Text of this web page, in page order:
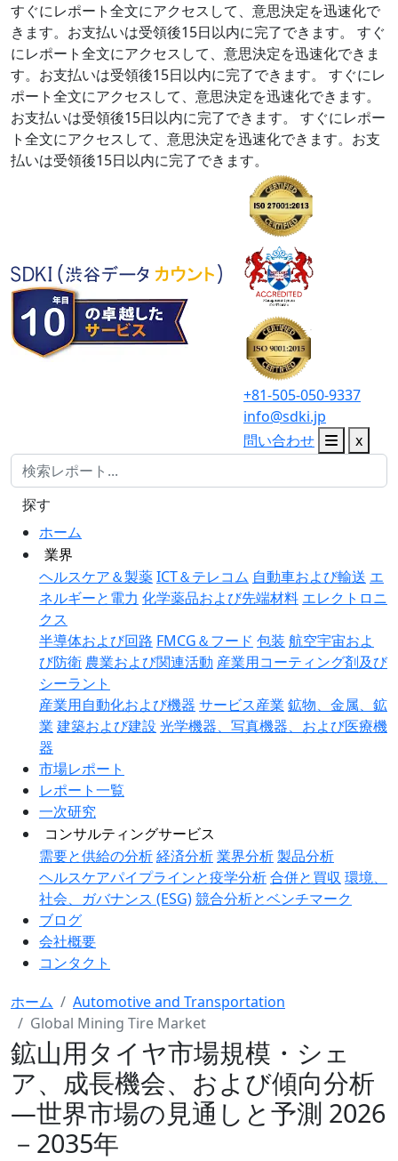
すぐにレポート全文にアクセスして、意思決定を迅速化で
きます。お支払いは受領後15日以内に完了できます。
すぐ
にレポート全文にアクセスして、意思決定を迅速化できま
す。お支払いは受領後15日以内に完了できます。
すぐにレ
ポート全文にアクセスして、意思決定を迅速化できます。
お支払いは受領後15日以内に完了できます。
すぐにレポー
ト全文にアクセスして、意思決定を迅速化できます。お支
払いは受領後15日以内に完了できます。
+81-505-050-9337
info@sdki.jp
問い合わせ
x
ホーム
業界
ヘルスケア＆製薬ICT＆テレコム 自動車および輸送 エ
ネルギーと電力 化学薬品および先端材料 エレクトロニ
クス
半導体および回路 FMCG＆フード 包装 航空宇宙およ
び防衛 農業および関連活動 産業用コーティング剤及び
シーラント
産業用自動化および機器 サービス産業 鉱物、金属、鉱
業 建築および建設 光学機器、写真機器、および医療機
器
市場レポート
レポート一覧
一次研究
コンサルティングサービス
需要と供給の分析経済分析業界分析製品分析
ヘルスケアパイプラインと疫学分析合併と買収 環境、
社会、ガバナンス (ESG)競合分析とベンチマーク
ブログ
会社概要
コンタクト
探す
ホーム
Automotive and Transportation
Global Mining Tire Market
鉱山用タイヤ市場規模・シェ
ア、成長機会、および傾向分析
―世界市場の見通しと予測 2026
－2035年